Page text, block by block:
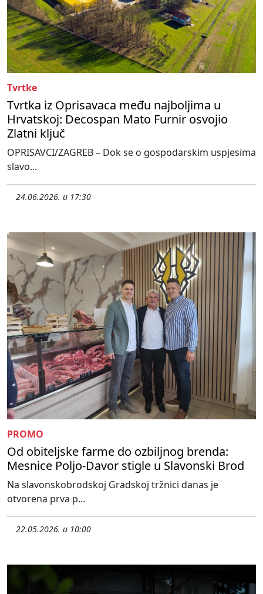
Tvrtke
Tvrtka iz Oprisavaca među najboljima u
Hrvatskoj: Decospan Mato Furnir osvojio
Zlatni ključ
OPRISAVCI/ZAGREB – Dok se o gospodarskim uspjesima
slavo...
24.06.2026. u 17:30
PROMO
Od obiteljske farme do ozbiljnog brenda:
Mesnice Poljo-Davor stigle u Slavonski Brod
Na slavonskobrodskoj Gradskoj tržnici danas je
otvorena prva p...
22.05.2026. u 10:00